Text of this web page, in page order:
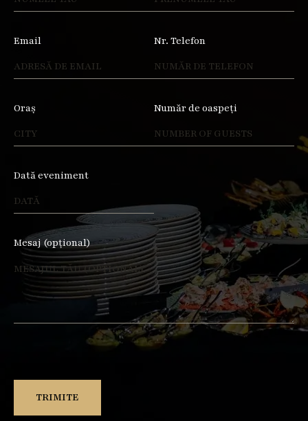
Email Nr. Telefon
Oraș Număr de oaspeți
Dată eveniment
Mesaj (opțional)